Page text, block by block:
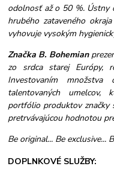
odolnosť až o 50 %. Ústny
hrubého zataveného
vyhovuje vysokým
Značka B. Bohemian
zo srdca starej Európy,
Investovaním
talentovaných umelcov,
portfólio produktov
pretrvávajúcou hodnotou
Be original... Be exclusive...
DOPLNKOVÉ SLUŽBY: